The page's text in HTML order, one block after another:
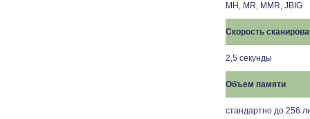
MH, MR, MMR, JBIG
Скорость
2,5 секунды
Объем памяти
стандартно до 256